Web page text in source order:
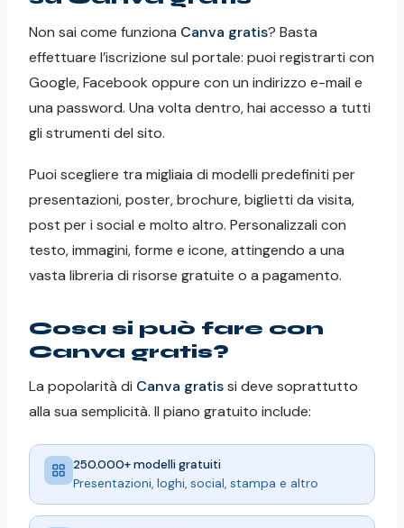
Non sai come funziona Canva gratis? Basta
effettuare l’iscrizione sul portale: puoi registrarti con
Google, Facebook oppure con un indirizzo e-mail e
una password. Una volta dentro, hai accesso a tutti
gli strumenti del sito.
Puoi scegliere tra migliaia di modelli predefiniti per
presentazioni, poster, brochure, biglietti da visita,
post per i social e molto altro. Personalizzali con
testo, immagini, forme e icone, attingendo a una
vasta libreria di risorse gratuite o a pagamento.
Cosa si può fare con
Canva gratis?
La popolarità di Canva gratissi deve soprattutto
alla sua semplicità. Il piano gratuito include:
250.000+ modelli gratuiti
Presentazioni, loghi, social, stampa e altro